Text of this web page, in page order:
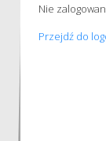
Nie
Przejdź do